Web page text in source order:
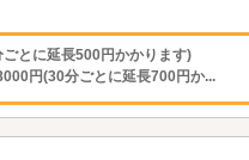
とに延長500円かかります)
円(30分ごとに延長700円か...